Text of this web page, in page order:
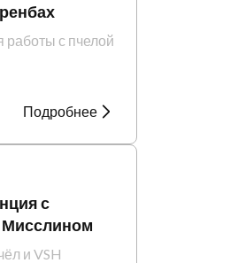
работы с пчелой
Подробнее
с
и VSH